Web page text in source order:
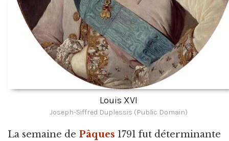
Louis XVI
Joseph-Siffred Duplessis (Public Domain)
La semaine de Pâques 1791 fut déterminante